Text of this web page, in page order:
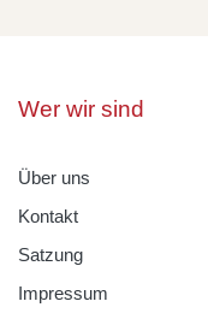
Wer wir sind
Über uns
Kontakt
Satzung
Impressum